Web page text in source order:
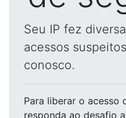
Seu IP fez
acessos
conosco.
Para liberar o acesso
responda ao desafio